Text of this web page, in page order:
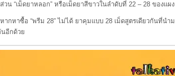
ยาหลอก” หรือเม็ดยาสีขาวในลำดับที่ 22 – 28 ของแผง เ
“พรีม 28” ไม่ได้ ยาคุมแบบ 28 เม็ดสูตรเดียวกันที่นำมาใ
นอีกด้วย